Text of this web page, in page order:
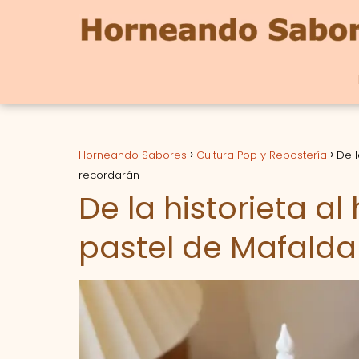
Horneando Sabores Cultura Pop y Repostería
De
recordarán
De la historieta al
pastel de